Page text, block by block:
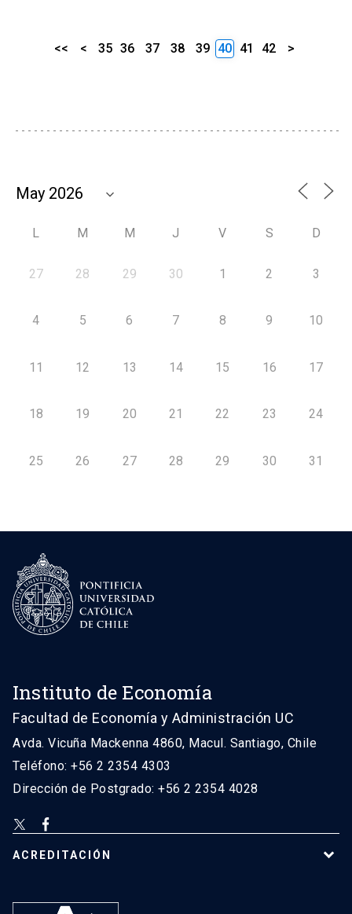
<< < 35 36 37 38 39 40 41 42 >
L M M J V S D
27 28 29 30 1 2 3
4 5 6 7 8 9 10
11 12 13 14 15 16 17
18 19 20 21 22 23 24
25 26 27 28 29 30 31
Instituto de Economía
Facultad de Economía y Administración UC
Avda. Vicuña Mackenna 4860, Macul. Santiago, Chile
Teléfono: +56 2 2354 4303
Dirección de Postgrado: +56 2 2354 4028
ACREDITACIÓN